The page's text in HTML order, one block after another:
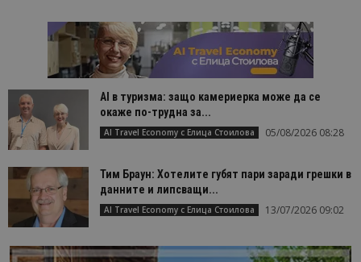
AI в туризма: защо камериерка може да се
окаже по-трудна за...
AI Travel Economy с Елица Стоилова 05/08/2026 08:28
Тим Браун: Хотелите губят пари заради грешки в
данните и липсващи...
AI Travel Economy с Елица Стоилова 13/07/2026 09:02